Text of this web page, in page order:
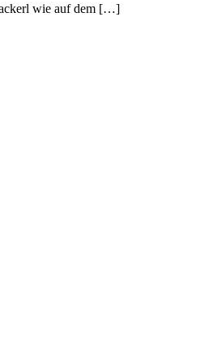
wie auf dem […]